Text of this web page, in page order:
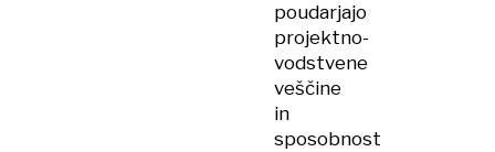
poudarjajo
projektno-
vodstvene
veščine
in
sposobnost